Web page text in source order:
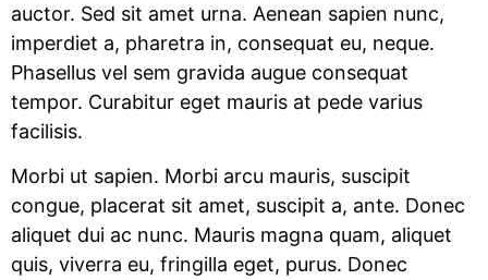
auctor. Sed sit amet urna. Aenean sapien nunc,
imperdiet a, pharetra in, consequat eu, neque.
Phasellus vel sem gravida augue consequat
tempor. Curabitur eget mauris at pede varius
facilisis.
Morbi ut sapien. Morbi arcu mauris, suscipit
congue, placerat sit amet, suscipit a, ante. Donec
aliquet dui ac nunc. Mauris magna quam, aliquet
quis, viverra eu, fringilla eget, purus. Donec